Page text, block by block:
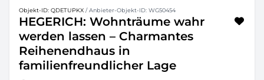
Objekt-ID: QDETUPKX / Anbieter-Objekt-ID: WG50454
HEGERICH: Wohnträume wahr
werden lassen – Charmantes
Reihenendhaus in
familienfreundlicher Lage